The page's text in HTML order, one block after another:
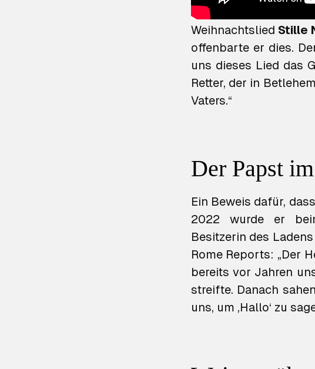
Papst
Weihnachtslied Stille
offenbarte er dies.
uns dieses Lied das
Retter, der in
Vaters.“
Der Papst
Ein Beweis dafür,
2022 wurde er
Besitzerin des
Rome Reports: „Der
bereits vor Jahren
streifte. Danach
uns, um ‚Hallo‘ zu